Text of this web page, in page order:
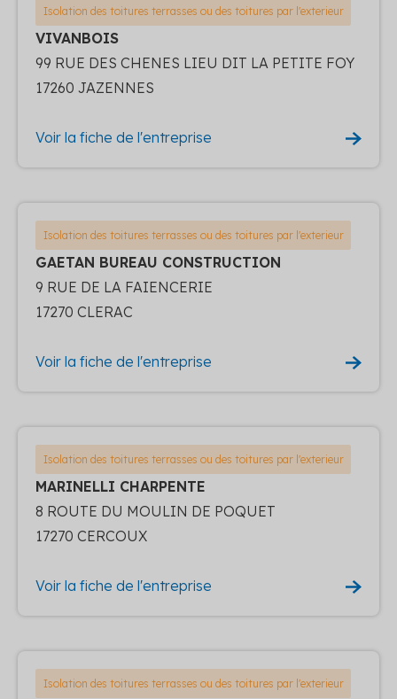
Isolation des toitures terrasses ou des toitures par l'exterieur
VIVANBOIS
99 RUE DES CHENES LIEU DIT LA PETITE FOY
17260 JAZENNES
Voir la fiche de l'entreprise
Isolation des toitures terrasses ou des toitures par l'exterieur
GAETAN BUREAU CONSTRUCTION
9 RUE DE LA FAIENCERIE
17270 CLERAC
Voir la fiche de l'entreprise
Isolation des toitures terrasses ou des toitures par l'exterieur
MARINELLI CHARPENTE
8 ROUTE DU MOULIN DE POQUET
17270 CERCOUX
Voir la fiche de l'entreprise
Isolation des toitures terrasses ou des toitures par l'exterieur